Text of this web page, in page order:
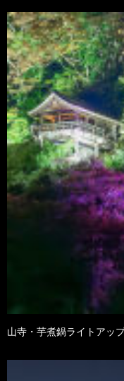
山寺・芋煮鍋ライトアッ